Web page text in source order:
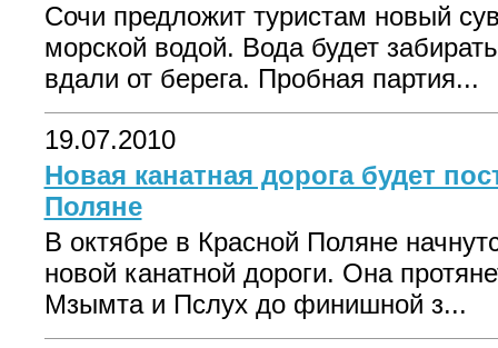
Сочи предложит туристам новый
морской водой. Вода будет
вдали от берега. Пробная партия...
19.07.2010
Новая канатная дорога будет
Поляне
В октябре в Красной Поляне
новой канатной дороги. Она
Мзымта и Пслух до финишной з...